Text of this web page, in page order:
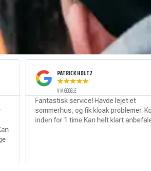
PATRICK HOLTZ
★★★
Fantastisk service! Havde lejet et
sommerhus, og fik kloak problemer. Kom
inden for 1 time Kan helt klart anbefales.